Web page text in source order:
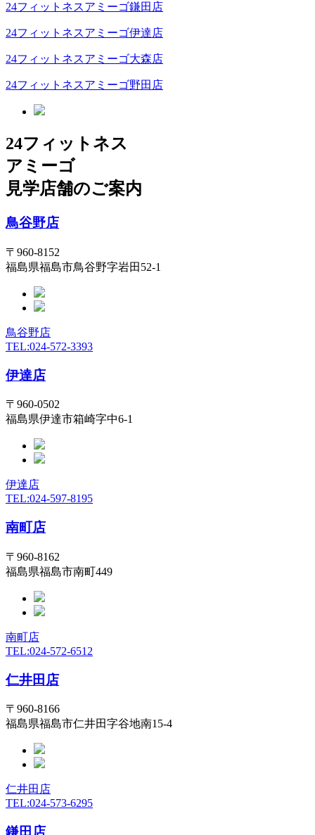
24フィットネスアミーゴ鎌田店
24フィットネスアミーゴ伊達店
24フィットネスアミーゴ大森店
24フィットネスアミーゴ野田店
24フィットネス
アミーゴ
見学店舗のご案内
鳥谷野店
〒960-8152
福島県福島市鳥谷野字岩田52-1
鳥谷野店
TEL:024-572-3393
伊達店
〒960-0502
福島県伊達市箱崎字中6-1
伊達店
TEL:024-597-8195
南町店
〒960-8162
福島県福島市南町449
南町店
TEL:024-572-6512
仁井田店
〒960-8166
福島県福島市仁井田字谷地南15-4
仁井田店
TEL:024-573-6295
鎌田店